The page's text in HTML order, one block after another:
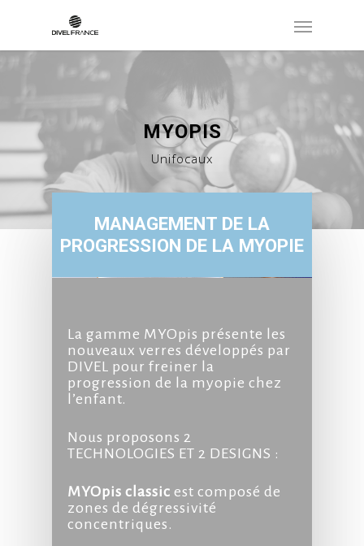
MYOPIS
Unifocaux
MANAGEMENT DE LA
PROGRESSION DE LA MYOPIE
La gamme MYOpis présente les
nouveaux verres développés par
DIVEL pour freiner la
progression de la myopie chez
l’enfant.
Nous proposons 2
TECHNOLOGIES ET 2 DESIGNS :
MYOpis classic est composé de
zones de dégressivité
concentriques.